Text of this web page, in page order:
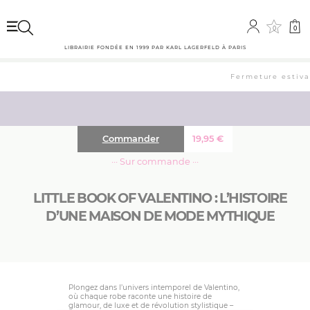
0 0
LIBRAIRIE FONDÉE EN 1999 PAR KARL LAGERFELD À PARIS
Fermeture
LITTLE BOOK OF VALENTINO : L’HISTOIRE
D’UNE MAISON DE MODE MYTHIQUE
19,95€
Commander
··· Sur commande ···
Plongez dans l’univers intemporel de Valentino,
où chaque robe raconte une histoire de
glamour, de luxe et de révolution stylistique –